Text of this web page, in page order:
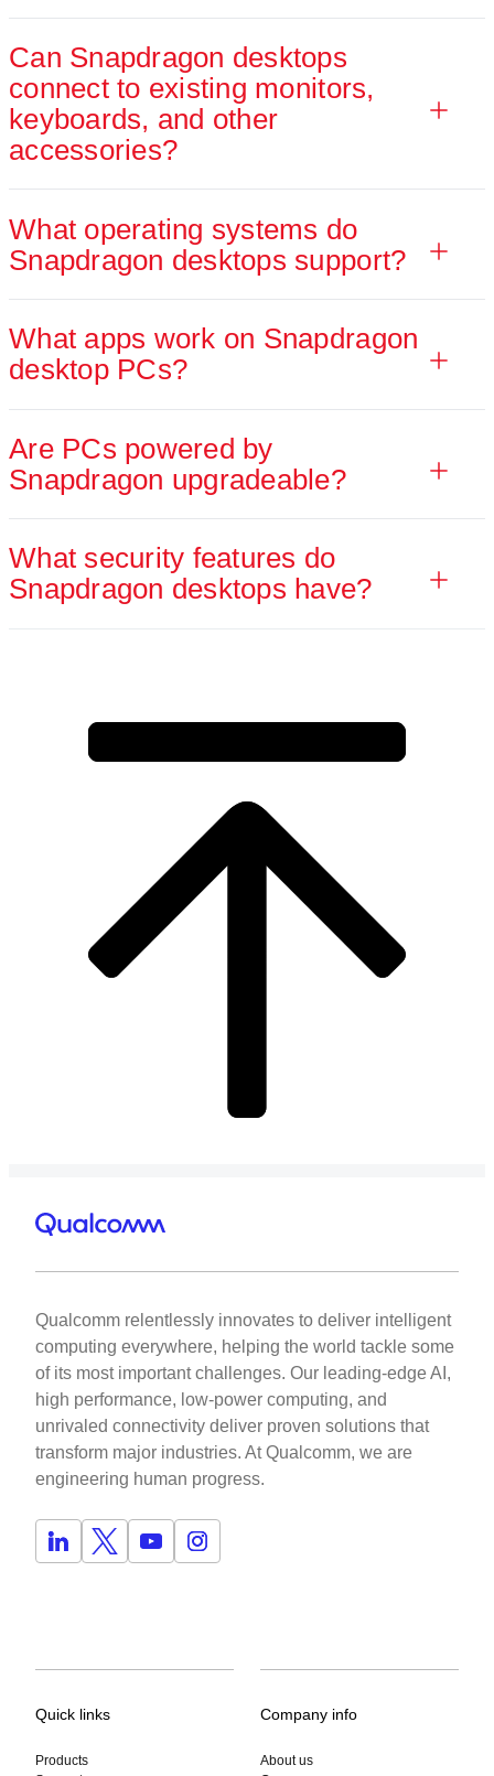
Can Snapdragon desktops
connect to existing monitors,
keyboards, and other
accessories?
What operating systems do
Snapdragon desktops support?
What apps work on Snapdragon
desktop PCs?
Are PCs powered by
Snapdragon upgradeable?
What security features do
Snapdragon desktops have?
Qualcomm relentlessly innovates to deliver intelligent
computing everywhere, helping the world tackle some
of its most important challenges. Our leading-edge AI,
high performance, low-power computing, and
unrivaled connectivity deliver proven solutions that
transform major industries. At Qualcomm, we are
engineering human progress.
Quick links
Products
Company info
About us